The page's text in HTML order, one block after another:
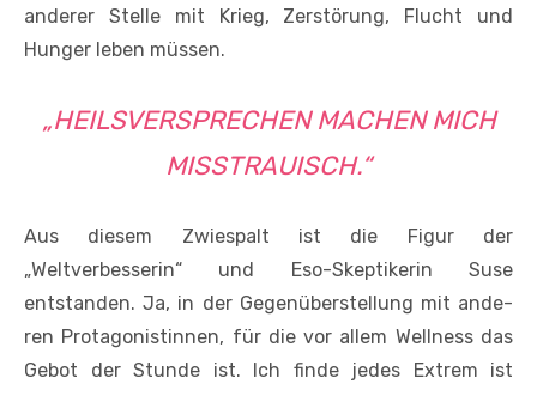
anderer Stelle mit Krieg, Zerstörung, Flucht und
Hunger leben müssen.
„HEILSVERSPRECHEN MACHEN MICH
MISSTRAUISCH.“
Aus diesem Zwiespalt ist die Figur der
„Weltverbesserin“ und Eso-Skeptikerin Suse
entstanden. Ja, in der Gegenüberstellung mit ande­
ren Protagonistinnen, für die vor allem Wellness das
Gebot der Stunde ist. Ich finde jedes Extrem ist